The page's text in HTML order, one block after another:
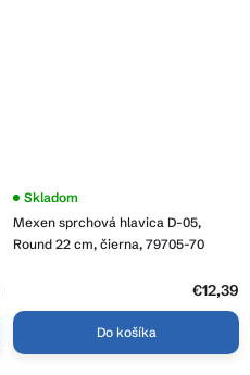
Mexen sprchová hlavica D-05,
Round 22 cm, čierna, 79705-70
Skladom
€12,39
Do košíka